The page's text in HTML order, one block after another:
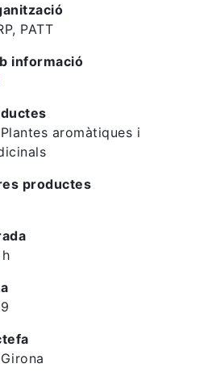
PATT
informació
aromàtiques i
productes